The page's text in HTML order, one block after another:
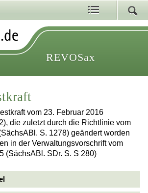
REVOSax
vom 23. Februar 2016
die zuletzt durch die Richtlinie vom
S. 1278) geändert worden
in der Verwaltungsvorschrift vom
(SächsABl. SDr. S. S 280)